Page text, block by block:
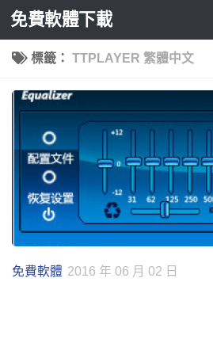
Skip to content
免費軟體下載
標籤： TTPLAYER 繁體中文
免費軟體 2016 年 06 月 02 日